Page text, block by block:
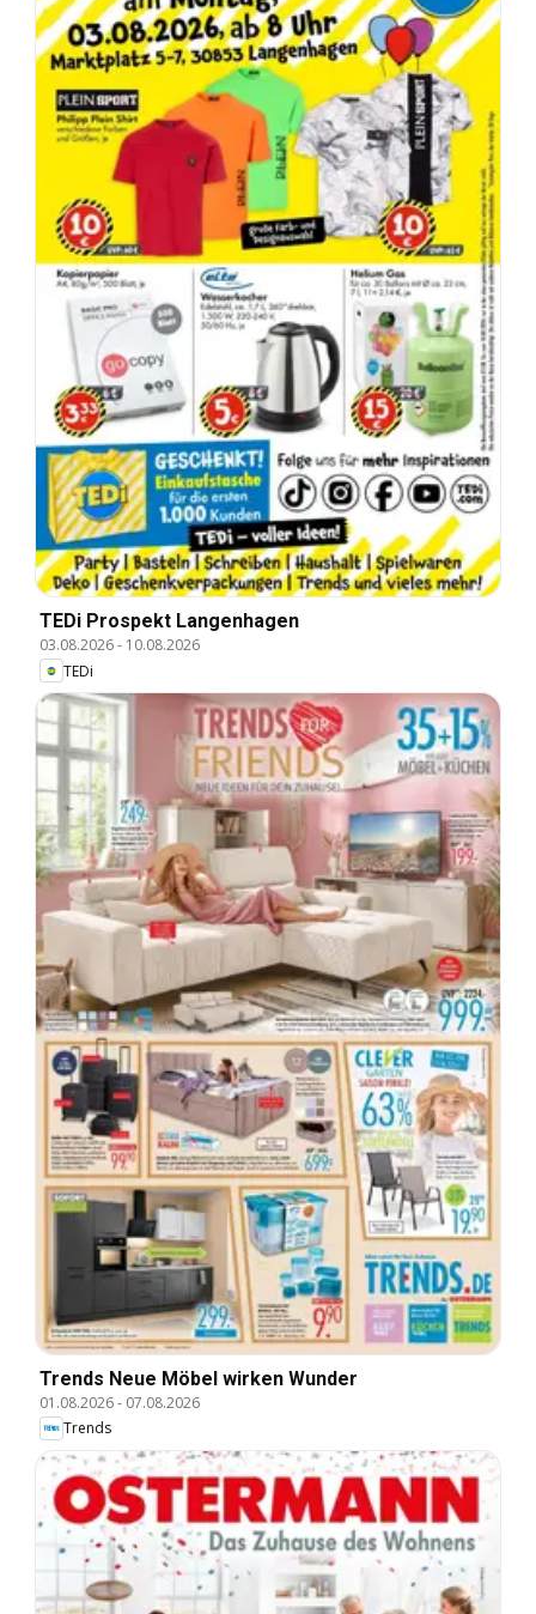
TEDi Prospekt Langenhagen
03.08.2026- 10.08.2026
TEDi
Trends Neue Möbel wirken Wunder
01.08.2026- 07.08.2026
Trends